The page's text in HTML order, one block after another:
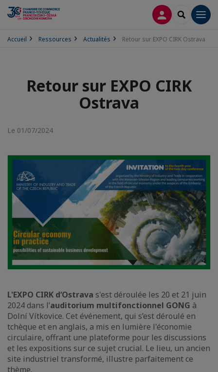
CONNEXION
Accueil Ressources Actualités Retour sur EXPO CIRK Ostrava
Retour sur EXPO CIRK
Ostrava
Le 01/07/2024
L'EXPO CIRK d‘Ostrava s'est déroulée les 20 et 21 juin
2024 dans l’auditorium multifonctionnel GONG à
Dolní Vítkovice. Cet événement, qui s’est déroulé en
tchèque et en anglais, a mis en lumière l'économie
circulaire, offrant une plateforme pour les discussions
et les expositions sur ce sujet crucial. Le lieu, un ancien
site industriel transformé, illustre parfaitement ce
thème.